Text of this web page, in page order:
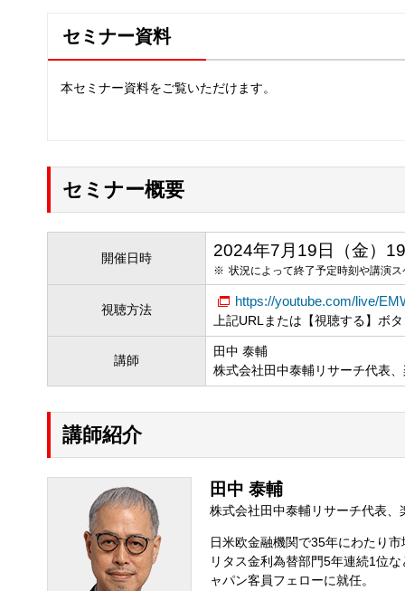
セミナー資料
本セミナー資料をご覧いただけます。
セミナー概要
開催日時 2024年7月19日（金）
状況によって終了予定時刻や講演
視聴方法
https://youtube.com/live/
上記URLまたは【視聴する】ボ
講師
田中 泰輔
株式会社田中泰輔リサーチ代表
講師紹介
田中 泰輔
株式会社田中泰輔リサーチ代表
日米欧金融機関で35年にわたり
リタス金利為替部門5年連続1位
ャパン客員フェローに就任。